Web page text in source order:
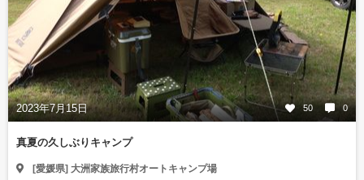
2023年7月15日 50 0
真夏の久しぶりキャンプ
[愛媛県] 大洲家族旅行村オートキャンプ場